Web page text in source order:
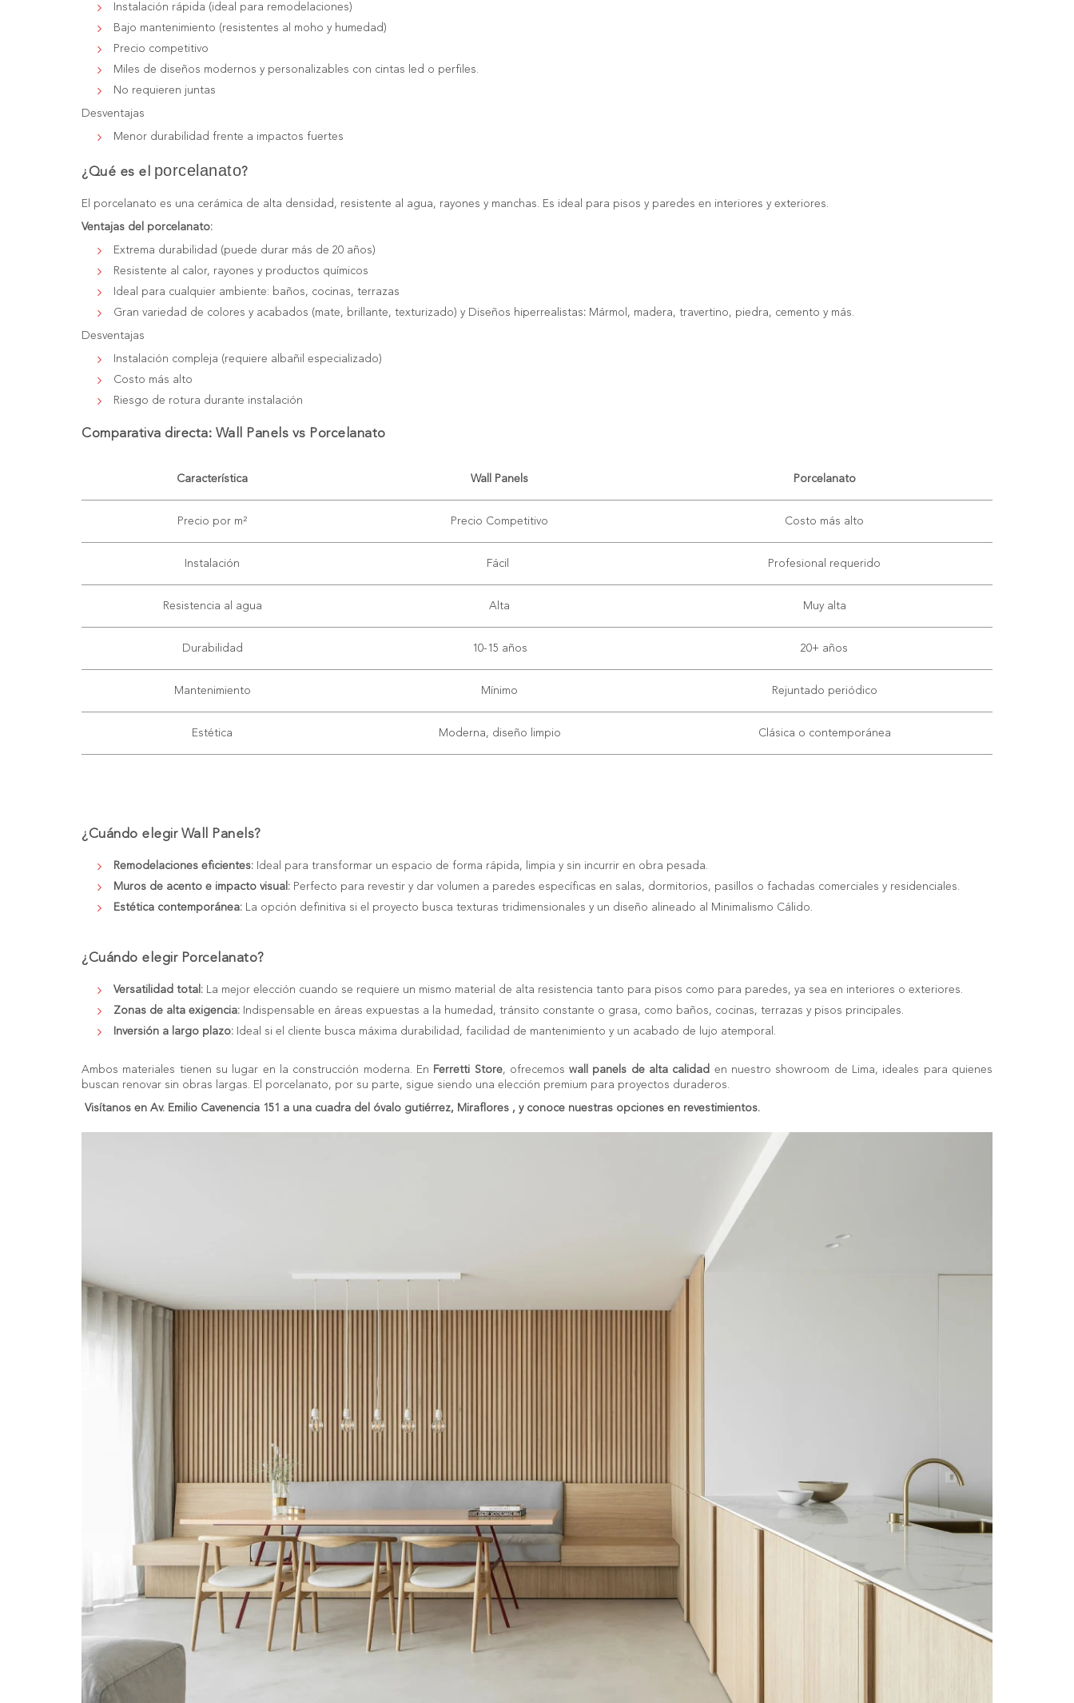
Instalación rápida (ideal para remodelaciones)
Bajo mantenimiento (resistentes al moho y humedad)
Precio competitivo
Miles de diseños modernos y personalizables con cintas led o perfiles.
No requieren juntas
Desventajas
Menor durabilidad frente a impactos fuertes
¿Qué es el porcelanato?
El porcelanato es una cerámica de alta densidad, resistente al agua, rayones y manchas. Es ideal para pisos y paredes en interiores y exteriores.
Ventajas del porcelanato:
Extrema durabilidad (puede durar más de 20 años)
Resistente al calor, rayones y productos químicos
Ideal para cualquier ambiente: baños, cocinas, terrazas
Gran variedad de colores y acabados (mate, brillante, texturizado) y Diseños hiperrealistas: Mármol, madera, travertino, piedra, cemento y más.
Desventajas
Instalación compleja (requiere albañil especializado)
Costo más alto
Riesgo de rotura durante instalación
Comparativa directa: Wall Panels vs Porcelanato
Característica Wall Panels Porcelanato
Precio por m² Precio Competitivo Costo más alto
Instalación Fácil Profesional requerido
Resistencia al agua Alta Muy alta
Durabilidad 10-15 años 20+ años
Mantenimiento Mínimo Rejuntado periódico
Estética Moderna, diseño limpio Clásica o contemporánea
¿Cuándo elegir Wall Panels?
Remodelaciones eficientes: Ideal para transformar un espacio de forma rápida, limpia y sin incurrir en obra pesada.
Muros de acento e impacto visual: Perfecto para revestir y dar volumen a paredes específicas en salas, dormitorios, pasillos o fachadas comerciales y residenciales.
Estética contemporánea: La opción definitiva si el proyecto busca texturas tridimensionales y un diseño alineado al Minimalismo Cálido
¿Cuándo elegir Porcelanato?
Versatilidad total: La mejor elección cuando se requiere un mismo material de alta resistencia tanto para pisos como para paredes, ya sea en interiores o exteriores.
Zonas de alta exigencia: Indispensable en áreas expuestas a la humedad, tránsito constante o grasa, como baños, cocinas, terrazas y pisos principales.
Inversión a largo plazo: Ideal si el cliente busca máxima durabilidad, facilidad de mantenimiento y un acabado de lujo atemporal.
Ambos materiales tienen su lugar en la construcción moderna. En Ferretti Store, ofrecemoswall panels de alta calidad en nuestro showroom de Lima, ideales para quienes
buscan renovar sin obras largas. El porcelanato, por su parte, sigue siendo una elección premium para proyectos duraderos.
Visítanos en Av. Emilio Cavenencia 151 a una cuadra del óvalo gutiérrez, Miraflores , y conoce nuestras opciones en revestimientos.